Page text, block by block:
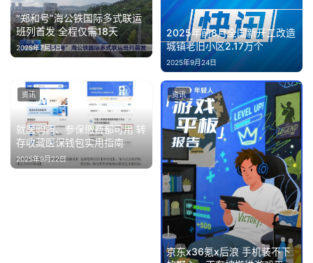
育
专
汽
新
能
“郑和号”海公铁国际多式联运
班列首发 全程仅需18天
2025年7月5日
2025年前8月全国新开工改造
城镇老旧小区2.17万个
2025年9月24日
就医购药、参保缴费都可用 转
存收藏医保钱包实用指南
2025年9月22日
资讯
京东x36氪x后浪 手机装不下
资讯